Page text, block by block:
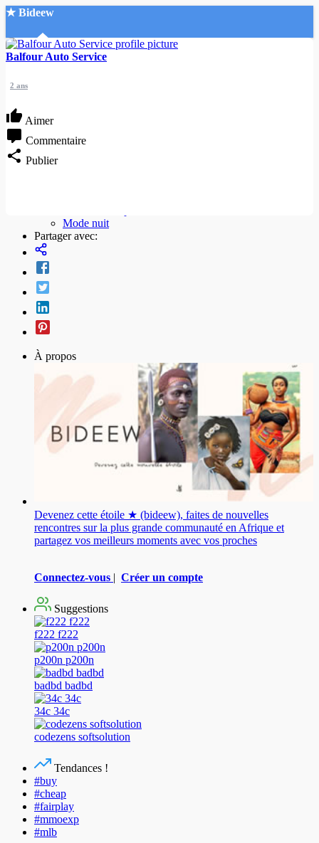
★ Bideew
Accueil
Mode nuit
Balfour Auto Service
2 ans
Aimer
Commentaire
Publier
Partager avec:
À propos
Devenez cette étoile ★ (bideew), faites de nouvelles
rencontres sur la plus grande communauté en Afrique et
partagez vos meilleurs moments avec vos proches
Connectez-vous | Créer un compte
Suggestions
f222 f222
p200n p200n
badbd badbd
34c 34c
codezens softsolution
Tendances !
#buy
#cheap
#fairplay
#mmoexp
#mlb